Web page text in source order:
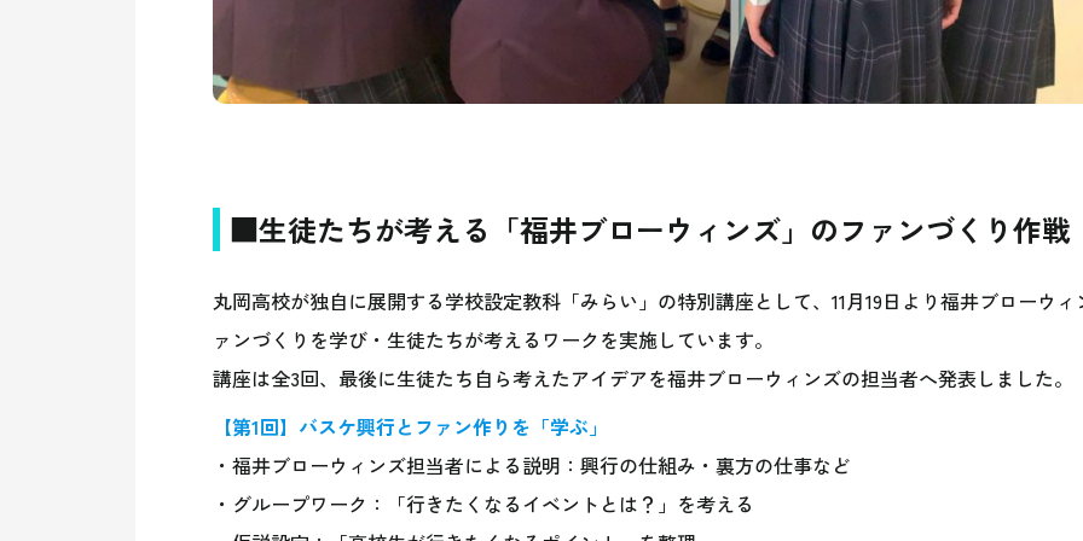
■生徒たちが考える「福井ブローウィンズ」のファンづくり作戦
丸岡高校が独自に展開する学校設定教科「みらい」の特別講座として、11月19日より福井ブローウ
ァンづくりを学び・生徒たちが考えるワークを実施しています。
講座は全3回、最後に生徒たち自ら考えたアイデアを福井ブローウィンズの担当者へ発表しました。
【第1回】バスケ興行とファン作りを「学ぶ」
・福井ブローウィンズ担当者による説明：興行の仕組み・裏方の仕事など
・グループワーク：「行きたくなるイベントとは？」を考える